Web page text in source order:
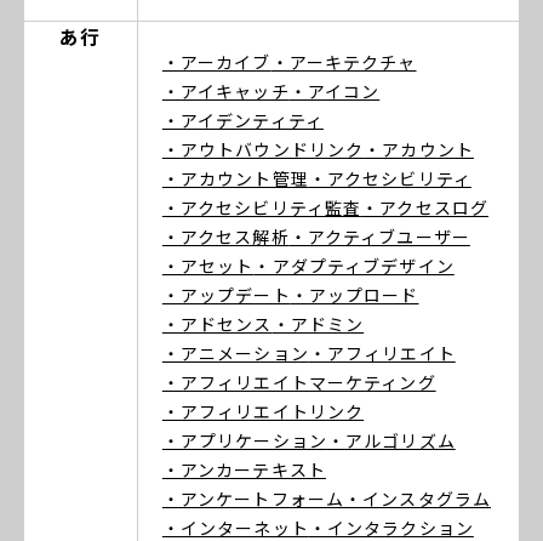
あ行
・アーカイブ ・アーキテクチャ
・アイキャッチ ・アイコン
・アイデンティティ
・アウトバウンドリンク ・アカウント
・アカウント管理 ・アクセシビリティ
・アクセシビリティ監査 ・アクセスログ
・アクセス解析 ・アクティブユーザー
・アセット ・アダプティブデザイン
・アップデート ・アップロード
・アドセンス ・アドミン
・アニメーション ・アフィリエイト
・アフィリエイトマーケティング
・アフィリエイトリンク
・アプリケーション ・アルゴリズム
・アンカーテキスト
・アンケートフォーム ・インスタグラム
・インターネット ・インタラクション